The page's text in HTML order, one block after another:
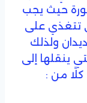
حيث يجب
تتغذي على
ولذلك
ينقلها إلى
كلًا من :